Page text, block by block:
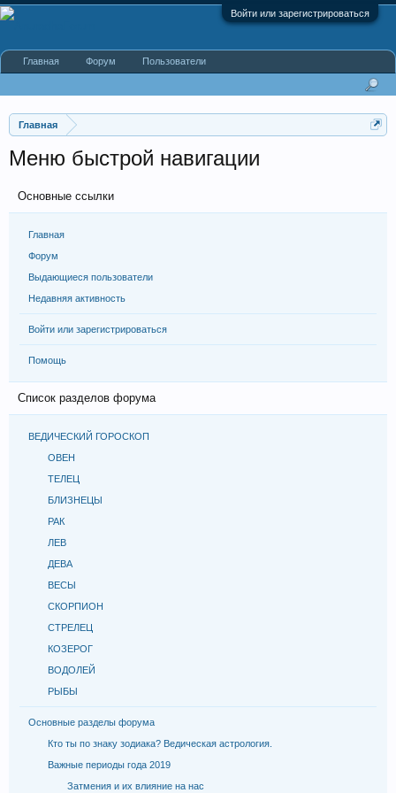
Войти или зарегистрироваться
Главная
Меню быстрой навигации
Основные ссылки
Главная
Форум
Выдающиеся пользователи
Недавняя активность
Войти или зарегистрироваться
Помощь
Список разделов форума
ВЕДИЧЕСКИЙ ГОРОСКОП
ОВЕН
ТЕЛЕЦ
БЛИЗНЕЦЫ
РАК
ЛЕВ
ДЕВА
ВЕСЫ
СКОРПИОН
СТРЕЛЕЦ
КОЗЕРОГ
ВОДОЛЕЙ
РЫБЫ
Основные разделы форума
Кто ты по знаку зодиака? Ведическая астрология.
Важные периоды года 2019
Затмения и их влияние на нас
Главная Форум Пользователи